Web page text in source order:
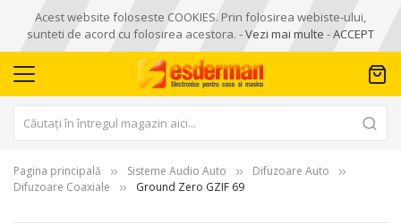
Acest website foloseste COOKIES. Prin folosirea webiste-ului,
sunteti de acord cu folosirea acestora. -Vezi mai multe -ACCEPT
Pagina principală Sisteme Audio Auto
Difuzoare Auto
Difuzoare Coaxiale
Ground Zero GZIF 69